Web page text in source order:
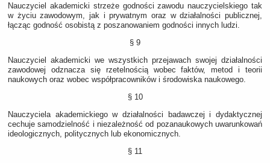
Nauczyciel akademicki strzeże godności zawodu nauczycielskiego tak
w życiu zawodowym, jak i prywatnym oraz w działalności publicznej,
łącząc godność osobistą z poszanowaniem godności innych ludzi.
§ 9
Nauczyciel akademicki we wszystkich przejawach swojej działalności
zawodowej odznacza się rzetelnością wobec faktów, metod i teorii
naukowych oraz wobec współpracowników i środowiska naukowego.
§ 10
Nauczyciela akademickiego w działalności badawczej i dydaktycznej
cechuje samodzielność i niezależność od pozanaukowych uwarunkowań
ideologicznych, politycznych lub ekonomicznych.
§ 11